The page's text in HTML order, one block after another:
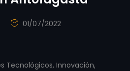
01/07/2022
Tecnológicos, Innovación,